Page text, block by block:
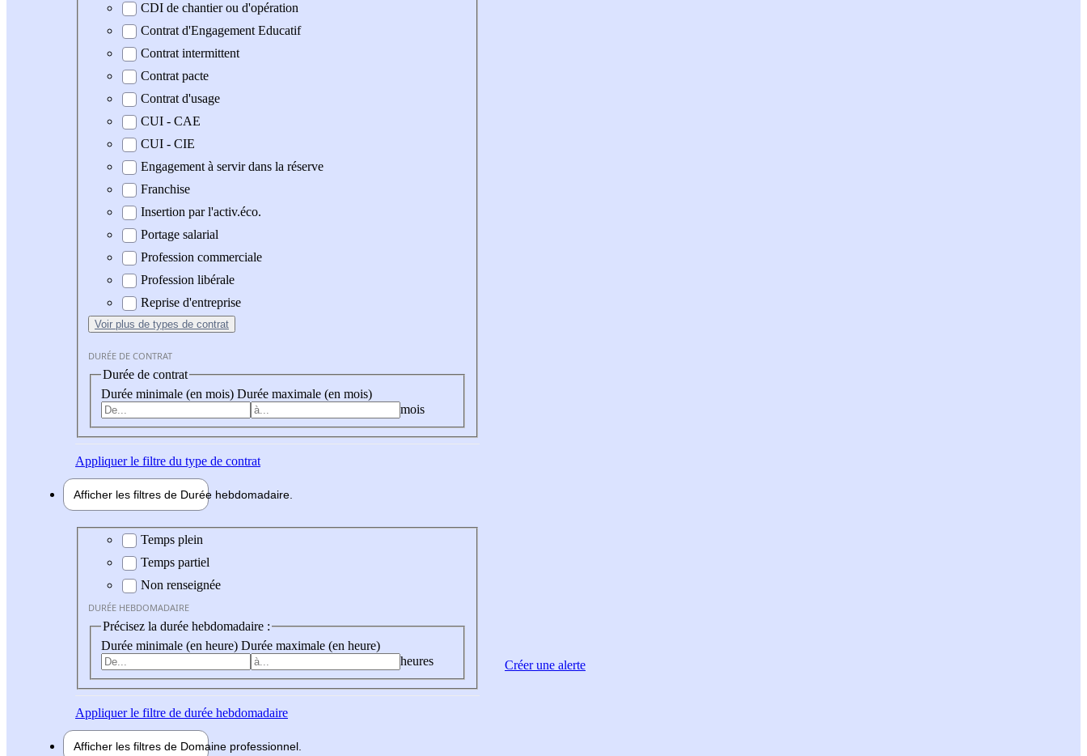
CDI de chantier ou d'opération
Contrat d'Engagement Educatif
Contrat intermittent
Contrat pacte
Contrat d'usage
CUI - CAE
CUI - CIE
Engagement à servir dans la réserve
Franchise
Insertion par l'activ.éco.
Portage salarial
Profession commerciale
Profession libérale
Reprise d'entreprise
Voir plus de types de contrat
DURÉE DE CONTRAT
Durée de contrat
Durée minimale (en mois) Durée maximale (en mois)
mois
Appliquerle filtre du type de contrat
Afficher les filtres de Durée hebdomadaire
Durée hebdomadaire
Temps plein
Temps partiel
Non renseignée
DURÉE HEBDOMADAIRE
Précisez la durée hebdomadaire :
Durée minimale (en heure) Durée maximale (en heure)
heures
Appliquerle filtre de durée hebdomadaire
Afficher les filtres de Domaine professionnel
Créer une alerte